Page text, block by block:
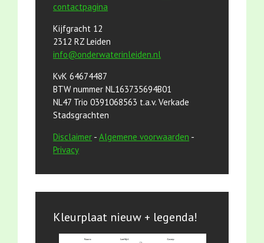
contactpagina
Kijfgracht 12
2312 RZ Leiden
info@onderwaterinleiden.nl
KvK 64674487
BTW nummer NL163735694B01
NL47 Trio 0391068563 t.a.v. Verkade
Stadsgrachten
Disclaimer - Algemene voorwaarden -
Privacy
Kleurplaat nieuw + legenda!